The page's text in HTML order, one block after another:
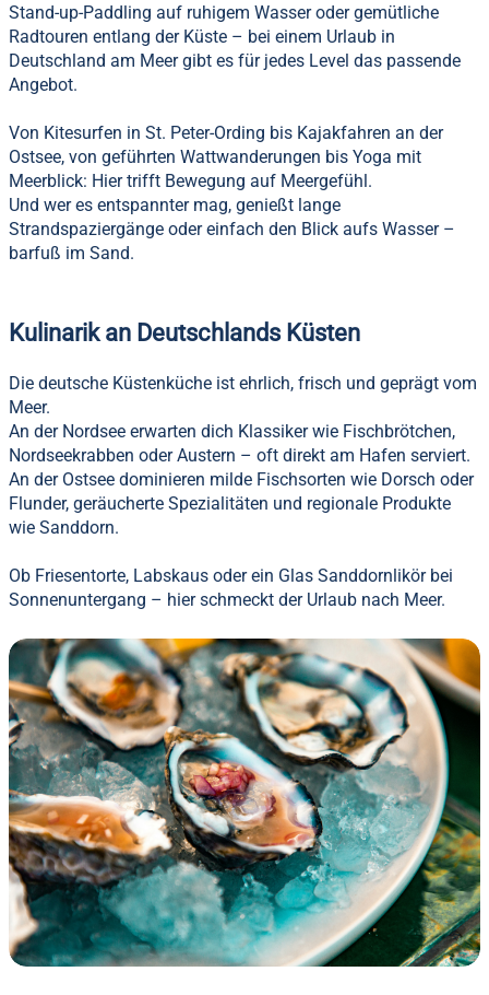
Stand-up-Paddling auf ruhigem Wasser oder gemütliche
Radtouren entlang der Küste – bei einem Urlaub in
Deutschland am Meer gibt es für jedes Level das passende
Angebot.
Von Kitesurfen in St. Peter-Ording bis Kajakfahren an der
Ostsee, von geführten Wattwanderungen bis Yoga mit
Meerblick: Hier trifft Bewegung auf Meergefühl.
Und wer es entspannter mag, genießt lange
Strandspaziergänge oder einfach den Blick aufs Wasser –
barfuß im Sand.
Kulinarik an Deutschlands Küsten
Die deutsche Küstenküche ist ehrlich, frisch und geprägt vom
Meer.
An der Nordsee erwarten dich Klassiker wie Fischbrötchen,
Nordseekrabben oder Austern – oft direkt am Hafen serviert.
An der Ostsee dominieren milde Fischsorten wie Dorsch oder
Flunder, geräucherte Spezialitäten und regionale Produkte
wie Sanddorn.
Ob Friesentorte, Labskaus oder ein Glas Sanddornlikör bei
Sonnenuntergang – hier schmeckt der Urlaub nach Meer.